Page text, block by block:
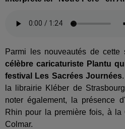
Parmi les nouveautés de
célèbre caricaturiste Plantu
festival Les Sacrées Journées
la librairie Kléber de
noter également, la présence
Rhin pour la première fois, à
Colmar.